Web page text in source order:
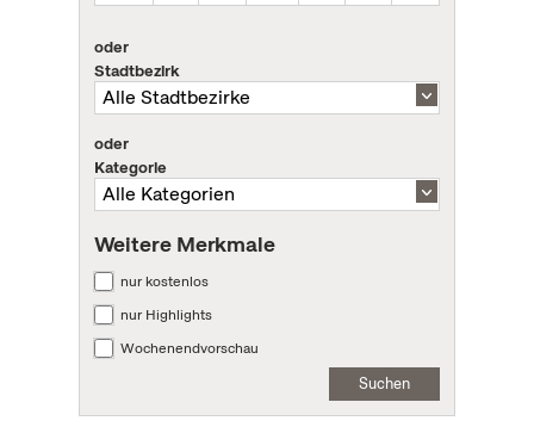
oder
Stadtbezirk
oder
Kategorie
Weitere Merkmale
nur kostenlos
nur Highlights
Wochenendvorschau
Suchen